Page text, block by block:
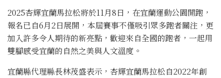
2025杏輝宜蘭馬拉松將於11月8日，在宜蘭運動公園開跑，
報名已自6月2日展開，本屆賽事不僅吸引眾多跑者關注，更
加入許多令人期待的新亮點，歡迎來自全國的跑者，一起用
雙腳感受宜蘭的自然之美與人文溫度。
宜蘭縣代理縣長林茂盛表示，杏輝宜蘭馬拉松自2022年創